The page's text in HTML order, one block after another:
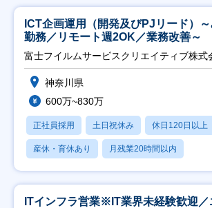
ICT企画運用（開発及びPJリード）
勤務／リモート週2OK／業務改善～
富士フイルムサービスクリエイティブ株式
神奈川県
600万~830万
正社員採用 土日祝休み 休日120日以上
産休・育休あり 月残業20時間以内
ITインフラ営業※IT業界未経験歓迎